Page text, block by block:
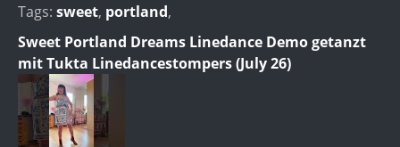
Tags: sweet, portland,
Sweet Portland Dreams Linedance Demo getanzt
mit Tukta Linedancestompers (July 26)